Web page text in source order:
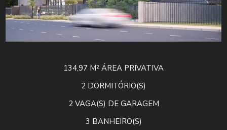
134,97 M² ÁREA PRIVATIVA
2 DORMITÓRIO(S)
2VAGA(S) DE GARAGEM
3 BANHEIRO(S)